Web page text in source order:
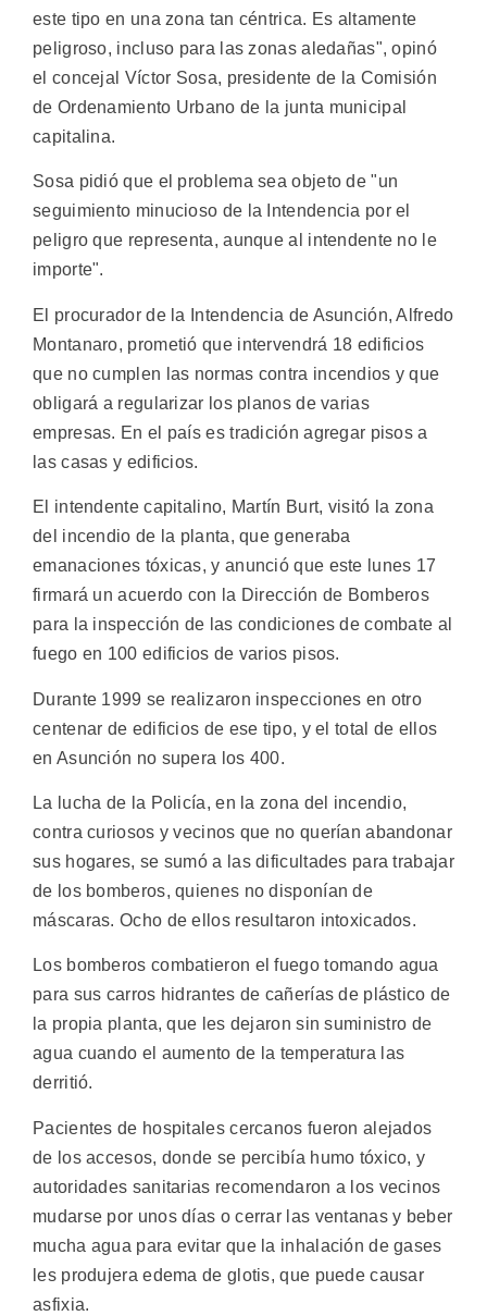
este tipo en una zona tan céntrica. Es altamente
peligroso, incluso para las zonas aledañas", opinó
el concejal Víctor Sosa, presidente de la Comisión
de Ordenamiento Urbano de la junta municipal
capitalina.
Sosa pidió que el problema sea objeto de "un
seguimiento minucioso de la Intendencia por el
peligro que representa, aunque al intendente no le
importe".
El procurador de la Intendencia de Asunción, Alfredo
Montanaro, prometió que intervendrá 18 edificios
que no cumplen las normas contra incendios y que
obligará a regularizar los planos de varias
empresas. En el país es tradición agregar pisos a
las casas y edificios.
El intendente capitalino, Martín Burt, visitó la zona
del incendio de la planta, que generaba
emanaciones tóxicas, y anunció que este lunes 17
firmará un acuerdo con la Dirección de Bomberos
para la inspección de las condiciones de combate al
fuego en 100 edificios de varios pisos.
Durante 1999 se realizaron inspecciones en otro
centenar de edificios de ese tipo, y el total de ellos
en Asunción no supera los 400.
La lucha de la Policía, en la zona del incendio,
contra curiosos y vecinos que no querían abandonar
sus hogares, se sumó a las dificultades para trabajar
de los bomberos, quienes no disponían de
máscaras. Ocho de ellos resultaron intoxicados.
Los bomberos combatieron el fuego tomando agua
para sus carros hidrantes de cañerías de plástico de
la propia planta, que les dejaron sin suministro de
agua cuando el aumento de la temperatura las
derritió.
Pacientes de hospitales cercanos fueron alejados
de los accesos, donde se percibía humo tóxico, y
autoridades sanitarias recomendaron a los vecinos
mudarse por unos días o cerrar las ventanas y beber
mucha agua para evitar que la inhalación de gases
les produjera edema de glotis, que puede causar
asfixia.